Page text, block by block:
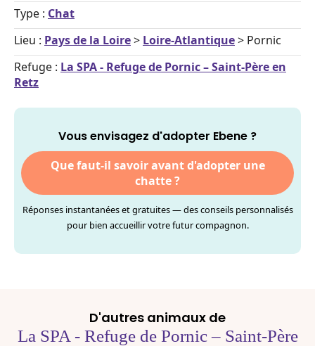
Type : Chat
Lieu : Pays de la Loire> Loire-Atlantique> Pornic
Refuge : La SPA - Refuge de Pornic – Saint-Père en
Retz
Vous envisagez d'adopter Ebene ?
Que faut-il savoir avant d'adopter une
chatte ?
Réponses instantanées et gratuites — des conseils personnalisés
pour bien accueillir votre futur compagnon.
D'autres animaux de
La SPA - Refuge de Pornic – Saint-Père